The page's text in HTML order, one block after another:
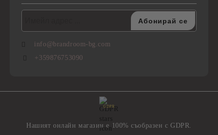
info@brandroom-bg.com
+359876753090
GDPR
Нашият онлайн магазин е 100% съобразен с GDPR.